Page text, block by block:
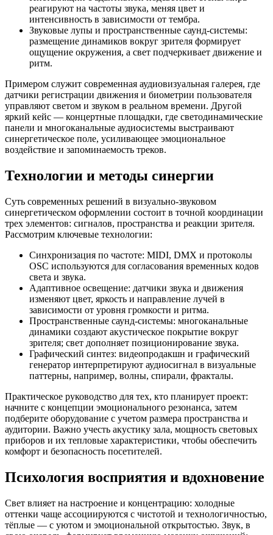
реагируют на частоты звука, меняя цвет и
интенсивность в зависимости от тембра.
Звуковые лупы и пространственные саунд-системы:
размещение динамиков вокруг зрителя формирует
ощущение окружения, а свет подчеркивает движение и
ритм.
Примером служит современная аудиовизуальная галерея, где
датчики регистрации движения и биометрии пользователя
управляют светом и звуком в реальном времени. Другой
яркий кейс — концертные площадки, где светодинамические
панели и многоканальные аудиосистемы выстраивают
синергетическое поле, усиливающее эмоциональное
воздействие и запоминаемость треков.
Технологии и методы синергии
Суть современных решений в визуально-звуковом
синергетическом оформлении состоит в точной координации
трех элементов: сигналов, пространства и реакции зрителя.
Рассмотрим ключевые технологии:
Синхронизация по частоте: MIDI, DMX и протоколы
OSC используются для согласования временных кодов
света и звука.
Адаптивное освещение: датчики звука и движения
изменяют цвет, яркость и направление лучей в
зависимости от уровня громкости и ритма.
Пространственные саунд-системы: многоканальные
динамики создают акустическое покрытие вокруг
зрителя; свет дополняет позиционирование звука.
Графический синтез: видеопродакшн и графический
генератор интерпретируют аудиосигнал в визуальные
паттерны, например, волны, спирали, фракталы.
Практическое руководство для тех, кто планирует проект:
начните с концепции эмоционального резонанса, затем
подберите оборудование с учетом размера пространства и
аудитории. Важно учесть акустику зала, мощность световых
приборов и их тепловые характеристики, чтобы обеспечить
комфорт и безопасность посетителей.
Психология восприятия и вдохновение
Свет влияет на настроение и концентрацию: холодные
оттенки чаще ассоциируются с чистотой и технологичностью,
тёплые — с уютом и эмоциональной открытостью. Звук, в